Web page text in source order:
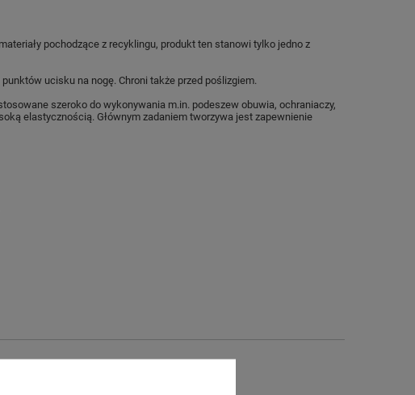
pochodzące z recyklingu, produkt ten stanowi tylko jedno z
ucisku na nogę. Chroni także przed poślizgiem.
szeroko do wykonywania m.in. podeszew obuwia, ochraniaczy,
elastycznością. Głównym zadaniem tworzywa jest zapewnienie